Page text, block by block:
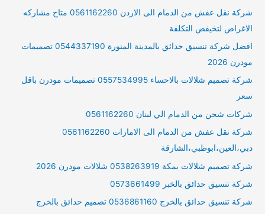
شركة نقل عفش من الدمام الى الاردن 0561162260 متاح مشاركه
الاغراض لتخيفض التكلفة
افضل شركة تنسيق حدائق بالمدينة المنورة 0544337190 تصميمات
مودرن 2026
شركة تصميم شلالات بالاحساء 0557534995 تصميمات مودرن باقل
سعر
شركات شحن من الدمام الي لبنان 0561162260
شركة نقل عفش من الدمام الى الامارات 0561162260
دبي،العين،ابوظبي،الشارقة
شركة تصميم شلالات بمكة 0538263919 شلالات مودرن 2026
شركة تنسيق حدائق بالخبر 0573661499
شركة تنسيق حدائق بالخرج 0536861160 تصميم حدائق بالخرج